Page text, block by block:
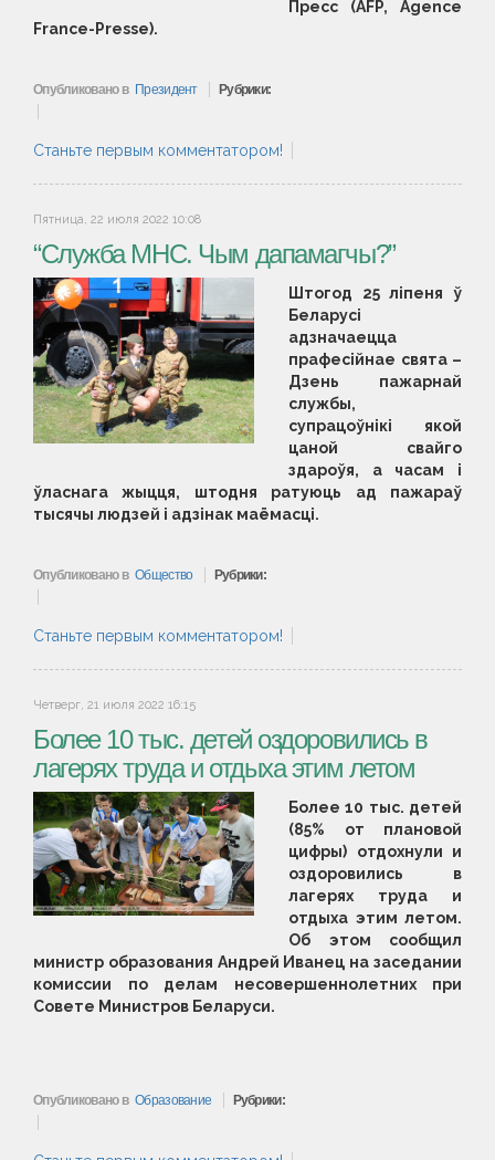
Пресс (AFP, Agence
France-Presse).
Опубликовано в Президент Рубрики:
Станьте первым комментатором!
Пятница, 22 июля 2022 10:08
“Служба МНС. Чым дапамагчы?”
Штогод 25 ліпеня ў
Беларусі
адзначаецца
прафесійнае свята –
Дзень пажарнай
службы,
супрацоўнікі якой
цаной свайго
здароўя, а часам і
ўласнага жыцця, штодня ратуюць ад пажараў
тысячы людзей і адзінак маёмасці.
Опубликовано в Общество Рубрики:
Станьте первым комментатором!
Четверг, 21 июля 2022 16:15
Более 10 тыс. детей оздоровились в
лагерях труда и отдыха этим летом
Более 10 тыс. детей
(85% от плановой
цифры) отдохнули и
оздоровились в
лагерях труда и
отдыха этим летом.
Об этом сообщил
министр образования Андрей Иванец на заседании
комиссии по делам несовершеннолетних при
Совете Министров Беларуси.
Опубликовано в Образование Рубрики: